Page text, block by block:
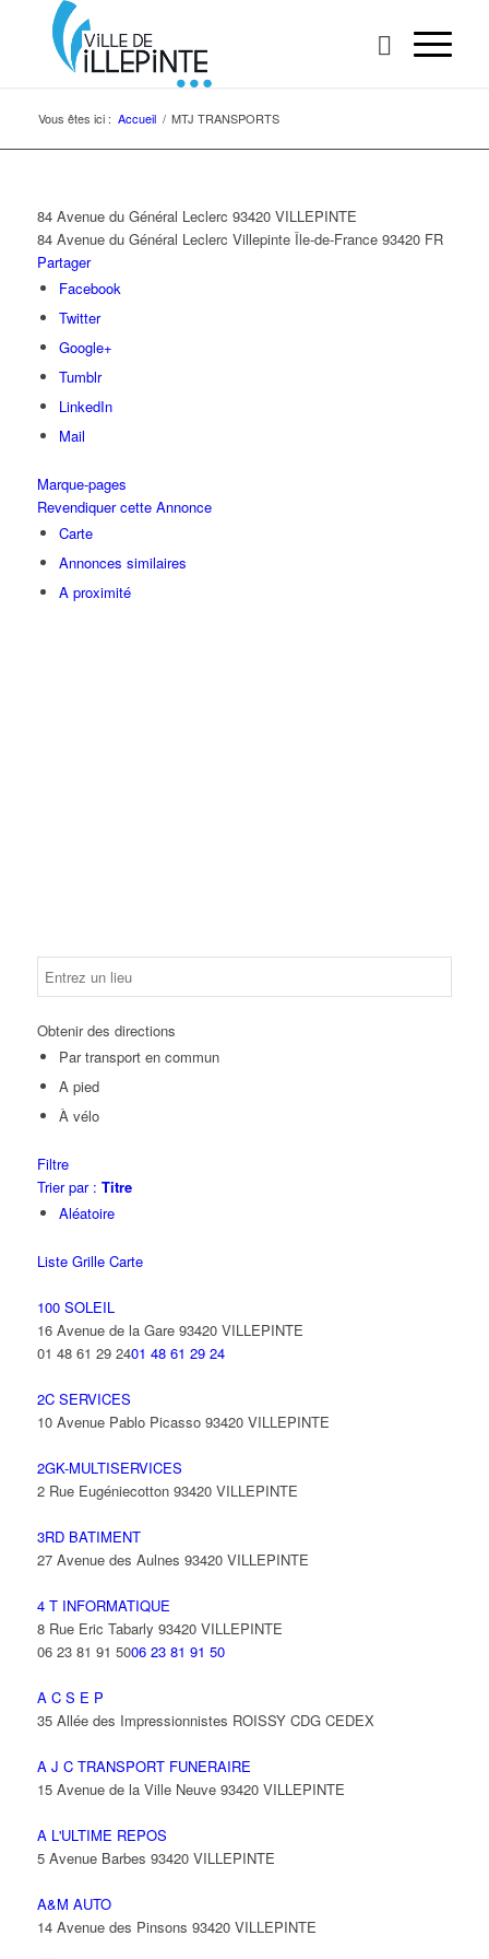
Vous êtes ici : Accueil / MTJ TRANSPORTS
84 Avenue du Général Leclerc 93420 VILLEPINTE
84 Avenue du Général Leclerc Villepinte Île-de-France 93420 FR
Partager
Facebook
Twitter
Google+
Tumblr
LinkedIn
Mail
Marque-pages
Revendiquer cette Annonce
Carte
Annonces similaires
A proximité
Obtenir des directions
Par transport en commun
A pied
À vélo
Filtre
Trier par : Titre
Aléatoire
Liste Grille Carte
100 SOLEIL
16 Avenue de la Gare 93420 VILLEPINTE
01 48 61 29 2401 48 61 29 24
2C SERVICES
10 Avenue Pablo Picasso 93420 VILLEPINTE
2GK-MULTISERVICES
2 Rue Eugéniecotton 93420 VILLEPINTE
3RD BATIMENT
27 Avenue des Aulnes 93420 VILLEPINTE
4 T INFORMATIQUE
8 Rue Eric Tabarly 93420 VILLEPINTE
06 23 81 91 5006 23 81 91 50
A C S E P
35 Allée des Impressionnistes ROISSY CDG CEDEX
A J C TRANSPORT FUNERAIRE
15 Avenue de la Ville Neuve 93420 VILLEPINTE
A L'ULTIME REPOS
5 Avenue Barbes 93420 VILLEPINTE
A&M AUTO
14 Avenue des Pinsons 93420 VILLEPINTE